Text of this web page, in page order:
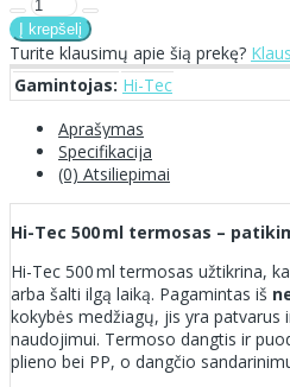
Turite klausimų apie šią prekę?
Gamintojas: Hi-Tec
Aprašymas
Specifikacija
(0) Atsiliepimai
Hi-Tec 500 ml termosas –
Hi-Tec 500 ml termosas užtikrina,
arba šalti ilgą laiką. Pagamintas iš
kokybės medžiagų, jis yra patvarus
naudojimui. Termoso dangtis ir
plieno bei PP, o dangčio